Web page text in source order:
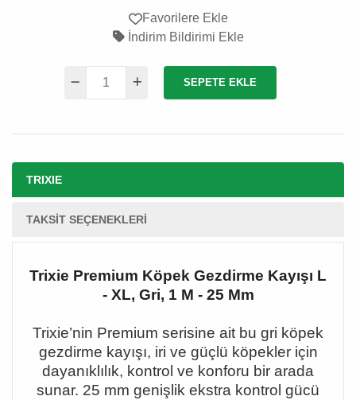
Favorilere Ekle
İndirim Bildirimi Ekle
SEPETE EKLE
TRIXIE
TAKSIT SEÇENEKLERI
Trixie Premium Köpek Gezdirme Kayışı L
- XL, Gri, 1 M - 25 Mm
Trixie’nin Premium serisine ait bu gri köpek
gezdirme kayışı, iri ve güçlü köpekler için
dayanıklılık, kontrol ve konforu bir arada
sunar. 25 mm genişlik ekstra kontrol gücü